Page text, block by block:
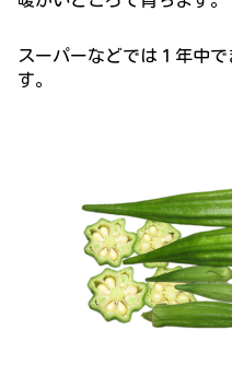
スーパーなどでは１年中で
す。